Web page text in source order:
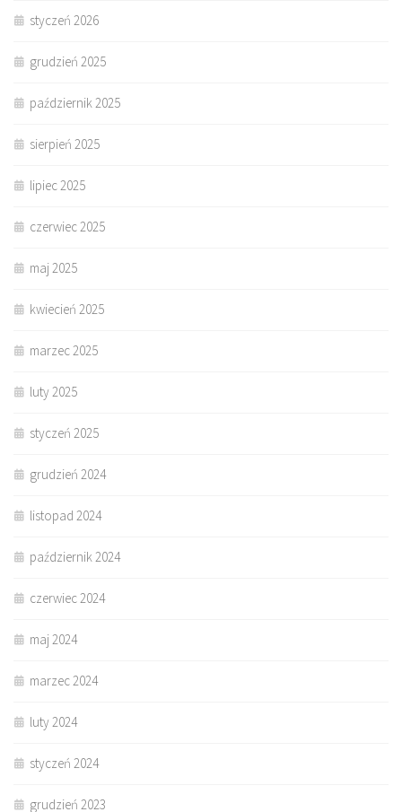
styczeń 2026
grudzień 2025
październik 2025
sierpień 2025
lipiec 2025
czerwiec 2025
maj 2025
kwiecień 2025
marzec 2025
luty 2025
styczeń 2025
grudzień 2024
listopad 2024
październik 2024
czerwiec 2024
maj 2024
marzec 2024
luty 2024
styczeń 2024
grudzień 2023